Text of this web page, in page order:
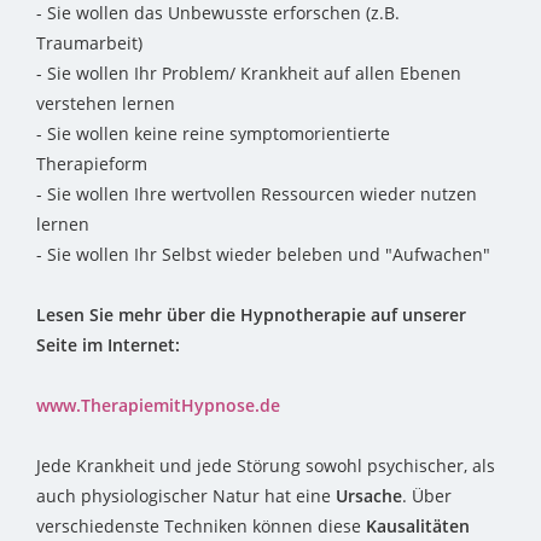
- Sie wollen das Unbewusste erforschen (z.B.
Traumarbeit)
- Sie wollen Ihr Problem/ Krankheit auf allen Ebenen
verstehen lernen
- Sie wollen keine reine symptomorientierte
Therapieform
- Sie wollen Ihre wertvollen Ressourcen wieder nutzen
lernen
- Sie wollen Ihr Selbst wieder beleben und "Aufwachen"
Lesen Sie mehr über die Hypnotherapie auf unserer
Seite im Internet:
www.TherapiemitHypnose.de
Jede Krankheit und jede Störung sowohl psychischer, als
auch physiologischer Natur hat eine Ursache. Über
verschiedenste Techniken können diese Kausalitäten